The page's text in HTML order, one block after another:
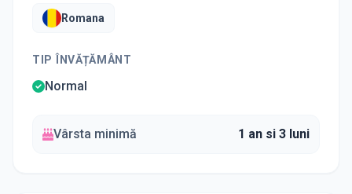
Romana
TIP ÎNVĂȚĂMÂNT
Normal
Vârsta minimă 1 an si 3 luni